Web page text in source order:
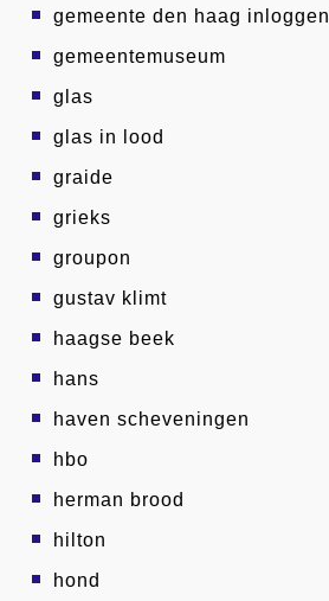
gemeente den haag inloggen
gemeentemuseum
glas
glas in lood
graide
grieks
groupon
gustav klimt
haagse beek
hans
haven scheveningen
hbo
herman brood
hilton
hond